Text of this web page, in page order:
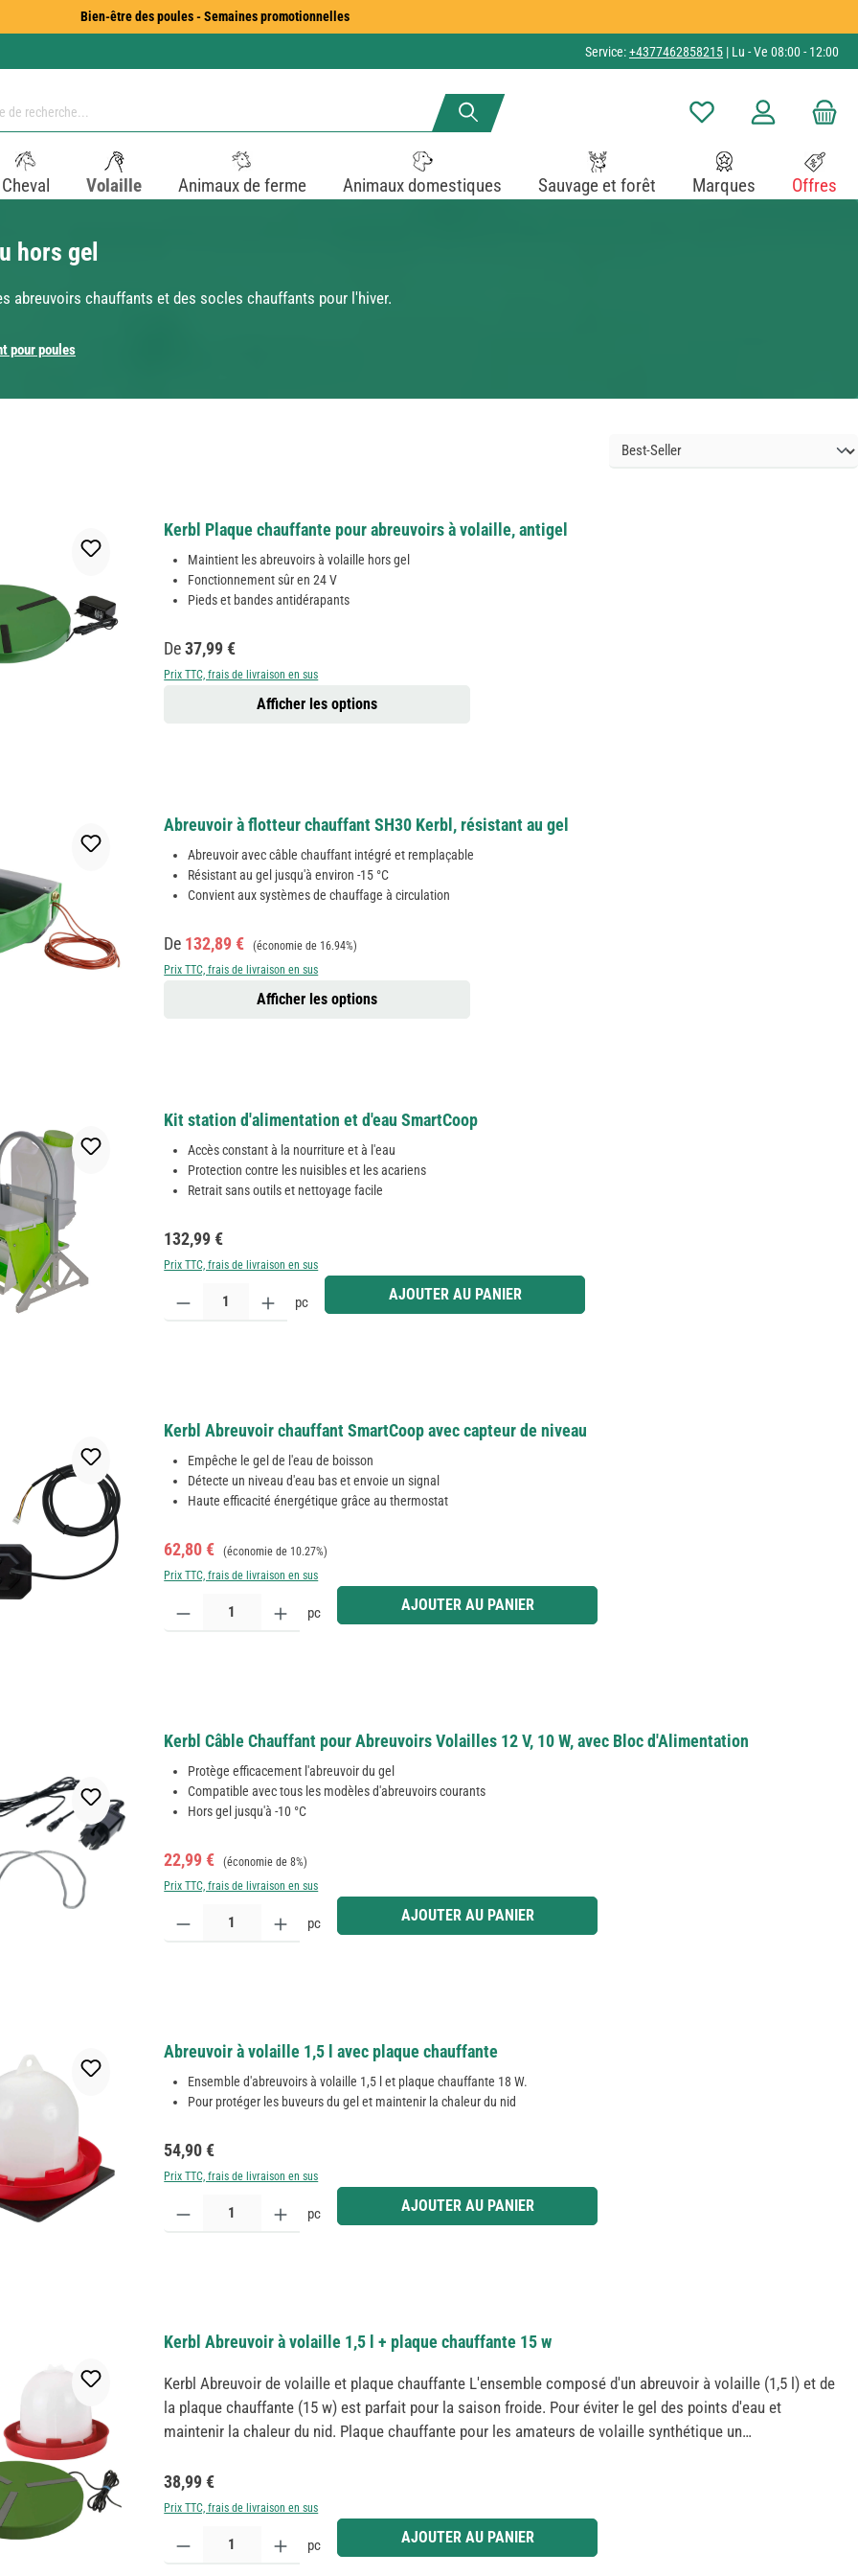
Bien-être des poules - Semaines promotionnelles
Service:+4377462858215 | Lu - Ve 08:00 - 12:00
Vous avez 0 articles dans
Cheval Volaille Animaux de ferme Animaux domestiques Sauvage et forêt Marques Offres
hors gel
abreuvoirs chauffants et des socles chauffants pour l'hiver.
pour poules
Kerbl Plaque chauffante pour abreuvoirs à volaille, antigel
Maintient les abreuvoirs à volaille hors gel
Fonctionnement sûr en 24 V
Pieds et bandes antidérapants
Prix régulier :
De37,99 €
Prix TTC, frais de livraison en sus
Afficher les options
Abreuvoir à flotteur chauffant SH30 Kerbl, résistant au gel
Abreuvoir avec câble chauffant intégré et remplaçable
Résistant au gel jusqu'à environ -15 °C
Convient aux systèmes de chauffage à circulation
Prix de vente :
De 132,89 € Prix régulier :
(économie de 16.94%)
Prix TTC, frais de livraison en sus
Afficher les options
Kit station d'alimentation et d'eau SmartCoop
Accès constant à la nourriture et à l'eau
Protection contre les nuisibles et les acariens
Retrait sans outils et nettoyage facile
Prix régulier :
132,99 €
Prix TTC, frais de livraison en sus
Quantité de produit : Entrez la quantité souhaitée ou utilisez les boutons pour augmenter ou diminuer la quantité.
pc AJOUTER AU PANIER
Kerbl Abreuvoir chauffant SmartCoop avec capteur de niveau
Empêche le gel de l'eau de boisson
Détecte un niveau d'eau bas et envoie un signal
Haute efficacité énergétique grâce au thermostat
Prix de vente :
62,80 € Prix régulier :
(économie de 10.27%)
Prix TTC, frais de livraison en sus
Quantité de produit : Entrez la quantité souhaitée ou utilisez les boutons pour augmenter ou diminuer la quantité.
pc AJOUTER AU PANIER
Kerbl Câble Chauffant pour Abreuvoirs Volailles 12 V, 10 W, avec Bloc d'Alimentation
Protège efficacement l'abreuvoir du gel
Compatible avec tous les modèles d'abreuvoirs courants
Hors gel jusqu'à -10 °C
Prix de vente :
22,99 € Prix régulier :
(économie de 8%)
Prix TTC, frais de livraison en sus
Quantité de produit : Entrez la quantité souhaitée ou utilisez les boutons pour augmenter ou diminuer la quantité.
pc AJOUTER AU PANIER
Abreuvoir à volaille 1,5 l avec plaque chauffante
Ensemble d'abreuvoirs à volaille 1,5 l et plaque chauffante 18 W.
Pour protéger les buveurs du gel et maintenir la chaleur du nid
Prix régulier :
54,90 €
Prix TTC, frais de livraison en sus
Quantité de produit : Entrez la quantité souhaitée ou utilisez les boutons pour augmenter ou diminuer la quantité.
pc AJOUTER AU PANIER
Kerbl Abreuvoir à volaille 1,5 l + plaque chauffante 15 w
Kerbl Abreuvoir de volaille et plaque chauffante L'ensemble composé d'un abreuvoir à volaille (1,5 l) et de
la plaque chauffante (15 w) est parfait pour la saison froide. Pour éviter le gel des points d'eau et
maintenir la chaleur du nid. Plaque chauffante pour les amateurs de volaille synthétique un
Longueur du câble: 2 m Isolation en PU pour une dissipation ciblée de la chaleur vers le haut avec des
pieds antidérapants pour une position sûre de la plaque chauffante avec des bandes antidérapantes sur le
dessus pour que les buveurs puissent se tenir debout en toute sécurité Abreuvoir en plastique: origine:
Stükerjürgen pour les poussins et les poules élevés au sol avec une fermeture à baïonnette éprouvée
Prix régulier :
38,99 €
Prix TTC, frais de livraison en sus
Quantité de produit : Entrez la quantité souhaitée ou utilisez les boutons pour augmenter ou diminuer la quantité.
pc AJOUTER AU PANIER